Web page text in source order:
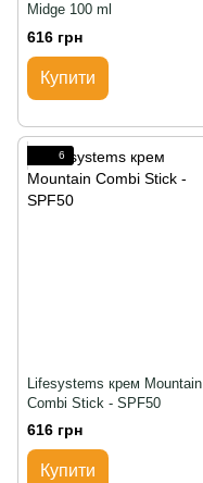
Midge 100 ml
616 грн
Купити
6
Lifesystems крем Mountain
Combi Stick - SPF50
616 грн
Купити